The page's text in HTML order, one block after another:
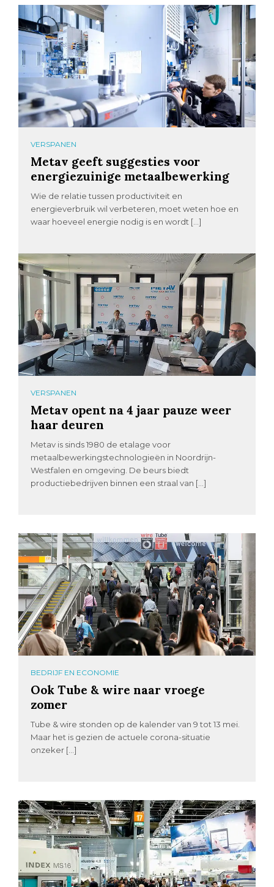
VERSPANEN
Metav geeft suggesties voor
energiezuinige metaalbewerking
Wie de relatie tussen productiviteit en
energieverbruik wil verbeteren, moet weten hoe en
waar hoeveel energie nodig is en wordt […]
VERSPANEN
Metav opent na 4 jaar pauze weer
haar deuren
Metav is sinds 1980 de etalage voor
metaalbewerkingstechnologieën in Noordrijn-
Westfalen en omgeving. De beurs biedt
productiebedrijven binnen een straal van […]
BEDRIJF EN ECONOMIE
Ook Tube & wire naar vroege
zomer
Tube & wire stonden op de kalender van 9 tot 13 mei.
Maar het is gezien de actuele corona-situatie
onzeker […]